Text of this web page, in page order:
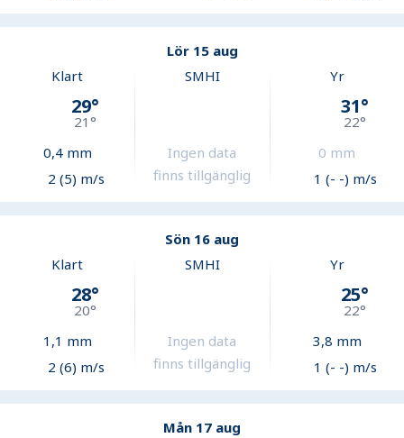
Lör 15 aug
Klart
29°
21°
0,4mm
2 (5) m/s
SMHI
Ingen data
finns tillgänglig
Yr
31°
22°
0 mm
1 (- -) m/s
Sön 16 aug
Klart
28°
20°
1,1 mm
2 (6) m/s
SMHI
Ingen data
finns tillgänglig
Yr
25°
22°
3,8 mm
1 (- -) m/s
Mån 17 aug